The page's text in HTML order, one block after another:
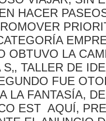
HACER
OBTUVO LA
TALLER DE
FUE
LA FANTASÍA,
EST AQUÍ,